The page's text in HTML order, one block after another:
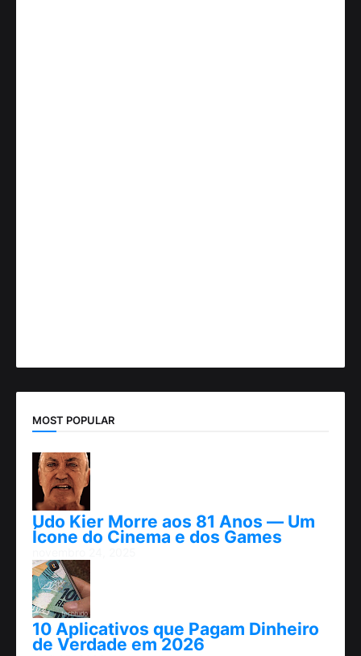
MOST POPULAR
Udo Kier Morre aos 81 Anos — Um
Ícone do Cinema e dos Games
10 Aplicativos que Pagam Dinheiro
de Verdade em 2026